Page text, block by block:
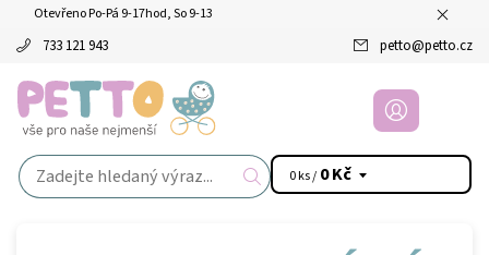
Otevřeno Po-Pá 9-17hod, So 9-13
733 121 943 petto@petto.cz
0 ks / 0 Kč